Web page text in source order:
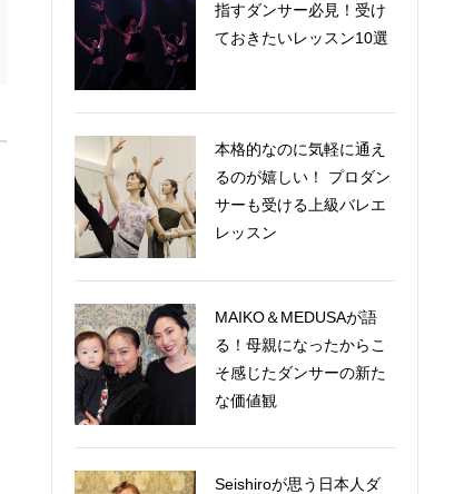
指すダンサー必見！受け
ておきたいレッスン10選
本格的なのに気軽に通え
るのが嬉しい！ プロダン
サーも受ける上級バレエ
レッスン
MAIKO＆MEDUSAが語
る！母親になったからこ
そ感じたダンサーの新た
な価値観
Seishiroが思う日本人ダ